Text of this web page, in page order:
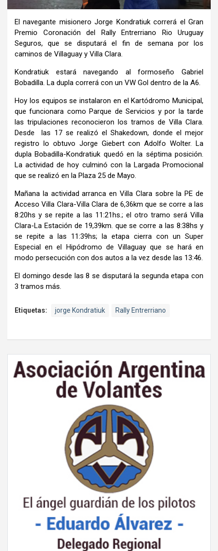
El navegante misionero Jorge Kondratiuk correrá el Gran
Premio Coronación del Rally Entrerriano Rio Uruguay
Seguros, que se disputará el fin de semana por los
caminos de Villaguay y Villa Clara.
Kondratiuk estará navegando al formoseño Gabriel
Bobadilla. La dupla correrá con un VW Gol dentro de la A6.
Hoy los equipos se instalaron en el Kartódromo Municipal,
que funcionara como Parque de Servicios y por la tarde
las tripulaciones reconocieron los tramos de Villa Clara.
Desde las 17 se realizó el Shakedown, donde el mejor
registro lo obtuvo Jorge Giebert con Adolfo Wolter. La
dupla Bobadilla-Kondratiuk quedó en la séptima posición.
La actividad de hoy culminó con la Largada Promocional
que se realizó en la Plaza 25 de Mayo.
Mañana la actividad arranca en Villa Clara sobre la PE de
Acceso Villa Clara-Villa Clara de 6,36km que se corre a las
8:20hs y se repite a las 11:21hs.; el otro tramo será Villa
Clara-La Estación de 19,39km. que se corre a las 8:38hs y
se repite a las 11:39hs; la etapa cierra con un Super
Especial en el Hipódromo de Villaguay que se hará en
modo persecución con dos autos a la vez desde las 13:46.
El domingo desde las 8 se disputará la segunda etapa con
3 tramos más.
Etiquetas: jorge Kondratiuk Rally Entrerriano